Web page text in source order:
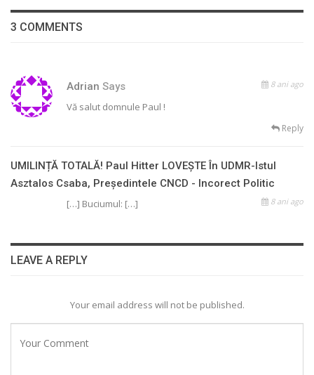
3 COMMENTS
Adrian Says 8 ani ago
Vă salut domnule Paul !
Reply
UMILINȚĂ TOTALĂ! Paul Hitter LOVEȘTE În UDMR-Istul
Asztalos Csaba, Președintele CNCD - Incorect Politic
8 ani ago
[…] Buciumul: […]
LEAVE A REPLY
Your email address will not be published.